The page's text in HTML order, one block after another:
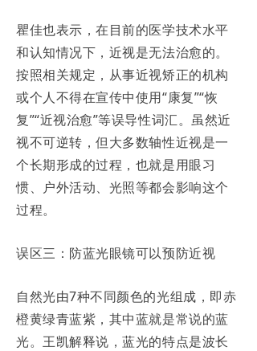
瞿佳也表示，在目前的医学技术水平
和认知情况下，近视是无法治愈的。
按照相关规定，从事近视矫正的机构
或个人不得在宣传中使用“康复”“恢
复”“近视治愈”等误导性词汇。虽然近
视不可逆转，但大多数轴性近视是一
个长期形成的过程，也就是用眼习
惯、户外活动、光照等都会影响这个
过程。
误区三：防蓝光眼镜可以预防近视
自然光由7种不同颜色的光组成，即赤
橙黄绿青蓝紫，其中蓝就是常说的蓝
光。王凯解释说，蓝光的特点是波长